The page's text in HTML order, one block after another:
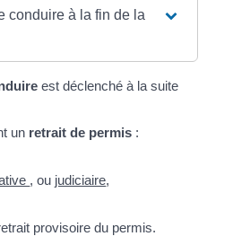
conduire à la fin de la
est déclenché à la suite
un retrait de permis :
, ou judiciaire,
provisoire du permis.